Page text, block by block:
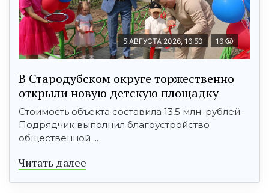
5 АВГУСТА 2026, 16:50 16
В Стародубском округе торжественно
открыли новую детскую площадку
Стоимость объекта составила 13,5 млн. рублей.
Подрядчик выполнил благоустройство
общественной ...
Читать далее